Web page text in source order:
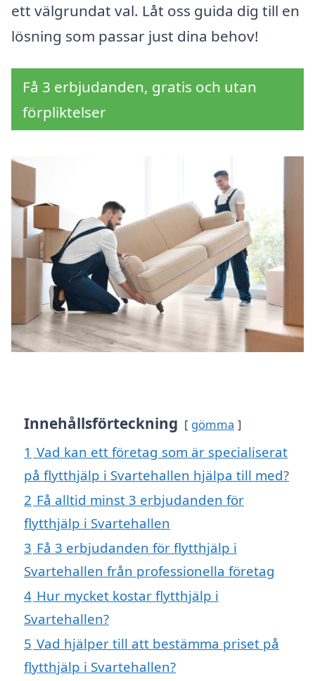
ett välgrundat val. Låt oss guida dig till en
lösning som passar just dina behov!
Få 3 erbjudanden, gratis och utan
förpliktelser
Innehållsförteckning gömma
1 Vad kan ett företag som är specialiserat
på flytthjälp i Svartehallen hjälpa till med?
2 Få alltid minst 3 erbjudanden för
flytthjälp i Svartehallen
3 Få 3 erbjudanden för flytthjälp i
Svartehallen från professionella företag
4 Hur mycket kostar flytthjälp i
Svartehallen?
5 Vad hjälper till att bestämma priset på
flytthjälp i Svartehallen?